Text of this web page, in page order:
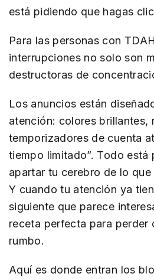
está pidiendo que hagas
Para las personas con
interrupciones no solo son
destructoras de
Los anuncios están
atención: colores brillantes,
temporizadores de cuenta
tiempo limitado”. Todo está
apartar tu cerebro de lo
Y cuando tu atención ya
siguiente que parece
receta perfecta para perder
rumbo.
Aquí es donde entran los